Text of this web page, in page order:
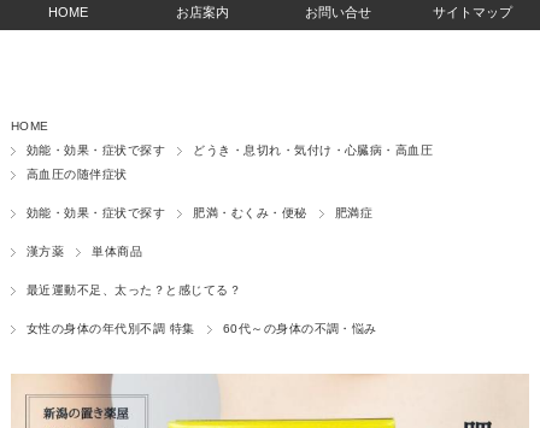
HOME お店案内 お問い合せ サイトマップ
HOME
効能・効果・症状で探す
どうき・息切れ・気付け・心臓病・高血圧
高血圧の随伴症状
効能・効果・症状で探す 肥満・むくみ・便秘 肥満症
漢方薬 単体商品
最近運動不足、太った？と感じてる？
女性の身体の年代別不調 特集 60代～の身体の不調・悩み